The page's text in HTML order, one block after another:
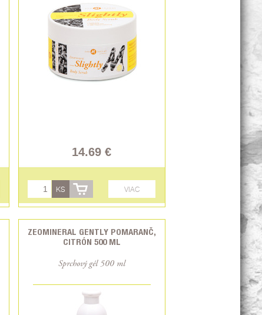
14.69 €
KS VIAC
ZEOMINERAL GENTLY POMARANČ,
CITRÓN 500 ML
Sprchový gél 500 ml